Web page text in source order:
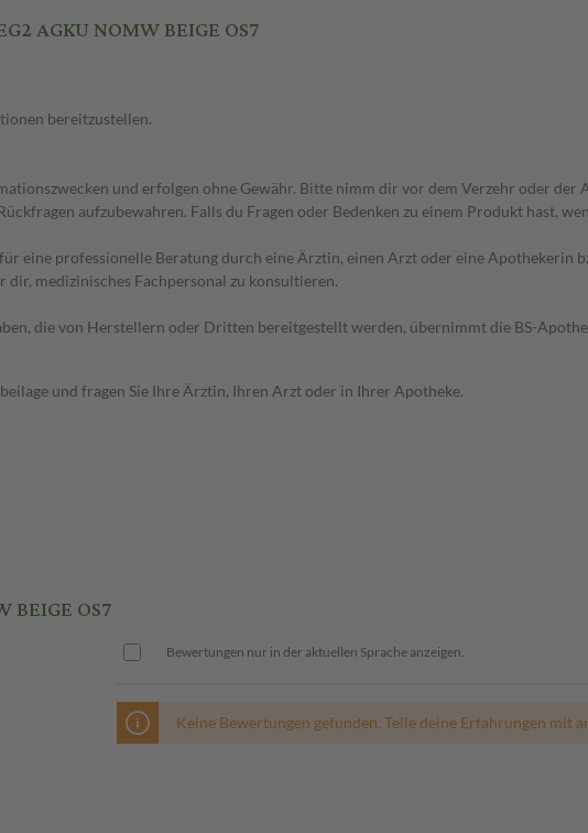
AGKU NOMW BEIGE OS7
bereitzustellen.
und erfolgen ohne Gewähr. Bitte nimm dir vor dem Verzehr oder
aufzubewahren. Falls du Fragen oder Bedenken zu einem Produkt hast,
eine professionelle Beratung durch eine Ärztin, einen Arzt oder eine Apothekerin
medizinisches Fachpersonal zu konsultieren.
die von Herstellern oder Dritten bereitgestellt werden, übernimmt die BS-
und fragen Sie Ihre Ärztin, Ihren Arzt oder in Ihrer Apotheke.
OS7
Bewertungen nur in der aktuellen Sprache anzeigen.
Keine Bewertungen gefunden. Teile deine Erfahrungen mit